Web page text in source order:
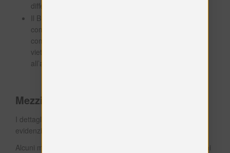
differenza tra il valore del Buono e il valore riscattato;
Il Buono è da intendersi esclusivamente ad uso non
commerciale. La riproduzione, contraffazione e
commercializzazione del Buono sono severamente
vietate, così come qualsiasi attività illecita connessa
all’acquisto e/o utilizzo del Buono.
Mezzi di pagamento
I dettagli relativi ai mezzi di pagamento accettati sono
evidenziati durante la procedura d’acquisto.
Alcuni mezzi di pagamento sono legati ad ulteriori condizioni